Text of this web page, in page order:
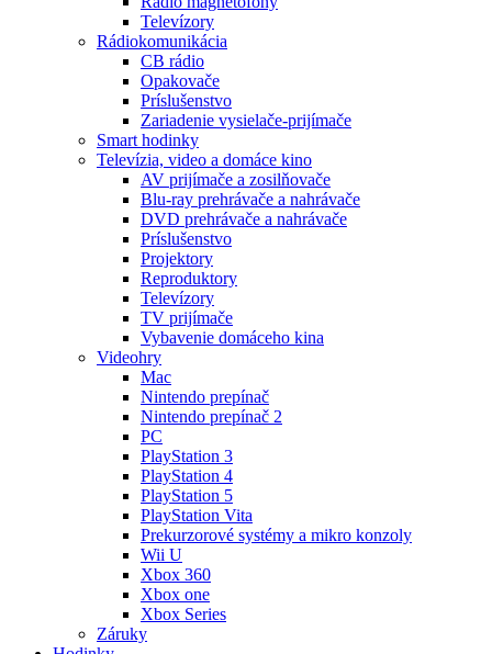
Televízory
Rádiokomunikácia
CB rádio
Opakovače
Príslušenstvo
Zariadenie vysielače-prijímače
Smart hodinky
Televízia, video a domáce kino
AV prijímače a zosilňovače
Blu-ray prehrávače a nahrávače
DVD prehrávače a nahrávače
Príslušenstvo
Projektory
Reproduktory
Televízory
TV prijímače
Vybavenie domáceho kina
Videohry
Mac
Nintendo prepínač
Nintendo prepínač 2
PC
PlayStation 3
PlayStation 4
PlayStation 5
PlayStation Vita
Prekurzorové systémy a mikro konzoly
Wii U
Xbox 360
Xbox one
Xbox Series
Záruky